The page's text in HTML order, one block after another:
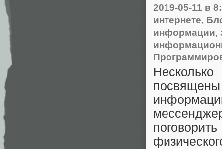
2019-05-11 в
интернете,
информации,